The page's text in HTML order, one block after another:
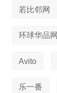
若比邻网
环球华品网
Avito
乐一番